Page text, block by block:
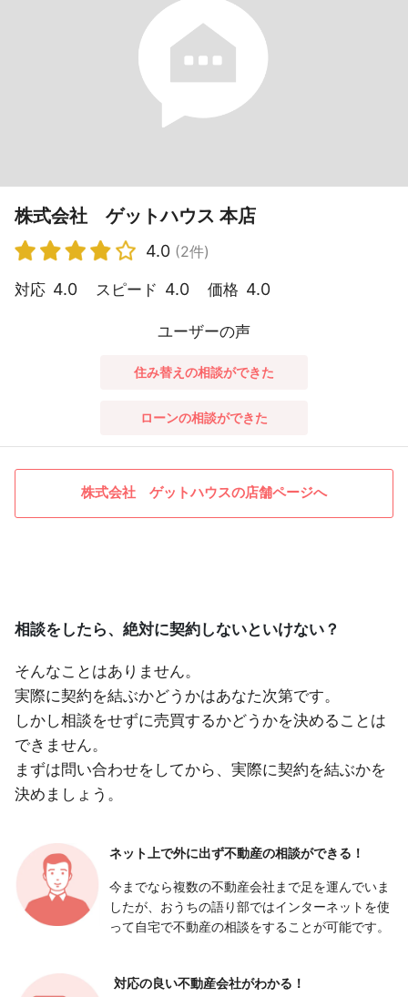
株式会社 ゲットハウス 本店
4.0 (2件)
対応 4.0 スピード 4.0 価格 4.0
ユーザーの声
住み替えの相談ができた
ローンの相談ができた
株式会社 ゲットハウスの店舗ページへ
相談をしたら、絶対に契約しないといけない？
そんなことはありません。
実際に契約を結ぶかどうかはあなた次第です。
しかし相談をせずに売買するかどうかを決めることは
できません。
まずは問い合わせをしてから、実際に契約を結ぶかを
決めましょう。
ネット上で外に出ず不動産の相談ができる！
今までなら複数の不動産会社まで足を運んでいま
したが、おうちの語り部ではインターネットを使
って自宅で不動産の相談をすることが可能です。
対応の良い不動産会社がわかる！